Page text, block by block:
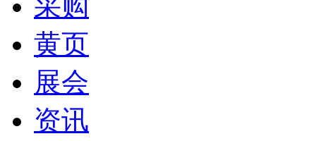
黄页
展会
资讯